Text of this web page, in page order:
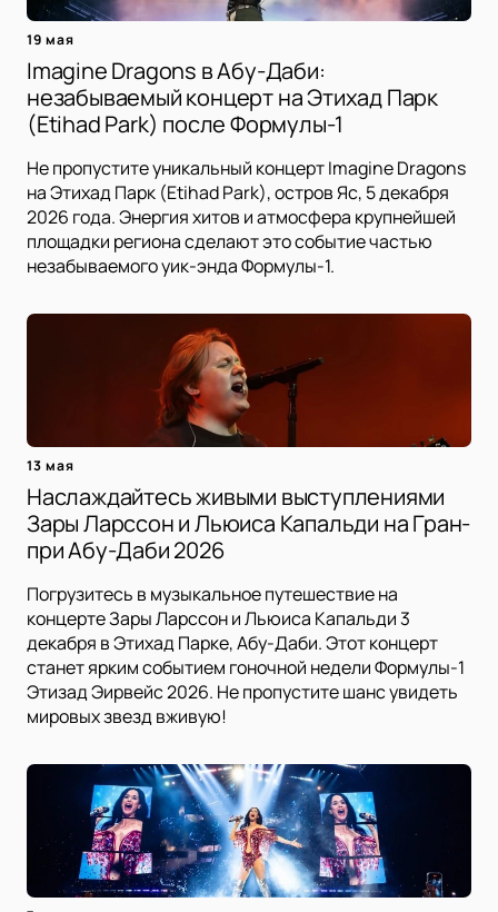
19 мая
Imagine Dragons в Абу-Даби:
незабываемый концерт на Этихад Парк
(Etihad Park) после Формулы-1
Не пропустите уникальный концерт Imagine Dragons
на Этихад Парк (Etihad Park), остров Яс, 5 декабря
2026 года. Энергия хитов и атмосфера крупнейшей
площадки региона сделают это событие частью
незабываемого уик-энда Формулы-1.
13 мая
Наслаждайтесь живыми выступлениями
Зары Ларссон и Льюиса Капальди на Гран-
при Абу-Даби 2026
Погрузитесь в музыкальное путешествие на
концерте Зары Ларссон и Льюиса Капальди 3
декабря в Этихад Парке, Абу-Даби. Этот концерт
станет ярким событием гоночной недели Формулы-1
Этизад Эирвейс 2026. Не пропустите шанс увидеть
мировых звезд вживую!